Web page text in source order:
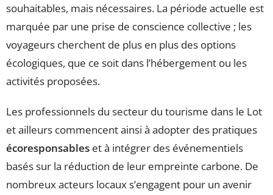
souhaitables, mais nécessaires. La période actuelle est
marquée par une prise de conscience collective ; les
voyageurs cherchent de plus en plus des options
écologiques, que ce soit dans l’hébergement ou les
activités proposées.
Les professionnels du secteur du tourisme dans le Lot
et ailleurs commencent ainsi à adopter des pratiques
écoresponsables et à intégrer des événementiels
basés sur la réduction de leur empreinte carbone. De
nombreux acteurs locaux s’engagent pour un avenir